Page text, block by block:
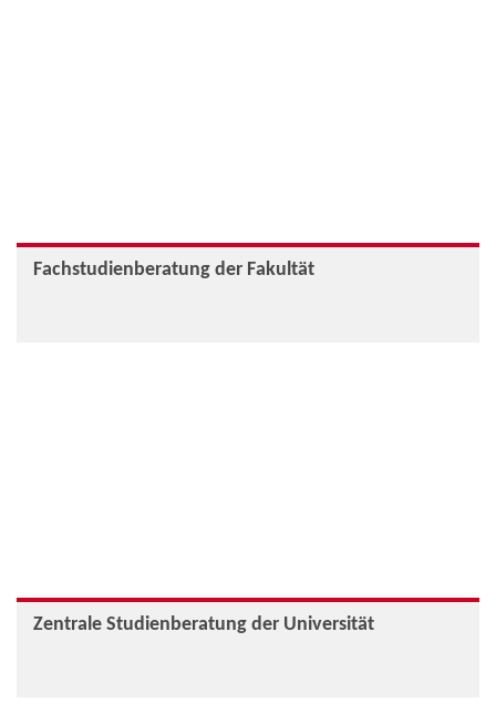
Fachstudienberatung der Fakultät
Zentrale Studienberatung der Universität